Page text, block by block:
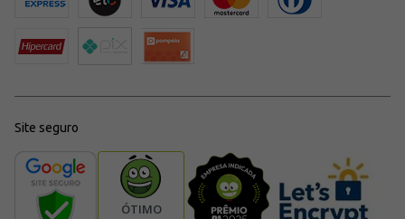
Site seguro